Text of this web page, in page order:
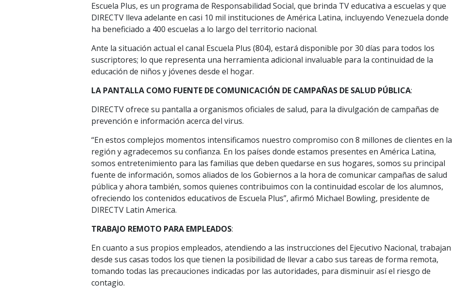
Escuela Plus, es un programa de Responsabilidad Social, que brinda TV educativa a escuelas y que
DIRECTV lleva adelante en casi 10 mil instituciones de América Latina, incluyendo Venezuela donde
ha beneficiado a 400 escuelas a lo largo del territorio nacional.
Ante la situación actual el canal Escuela Plus (804), estará disponible por 30 días para todos los
suscriptores; lo que representa una herramienta adicional invaluable para la continuidad de la
educación de niños y jóvenes desde el hogar.
LA PANTALLA COMO FUENTE DE COMUNICACIÓN DE CAMPAÑAS DE SALUD PÚBLICA:
DIRECTV ofrece su pantalla a organismos oficiales de salud, para la divulgación de campañas de
prevención e información acerca del virus.
“En estos complejos momentos intensificamos nuestro compromiso con 8 millones de clientes en la
región y agradecemos su confianza. En los países donde estamos presentes en América Latina,
somos entretenimiento para las familias que deben quedarse en sus hogares, somos su principal
fuente de información, somos aliados de los Gobiernos a la hora de comunicar campañas de salud
pública y ahora también, somos quienes contribuimos con la continuidad escolar de los alumnos,
ofreciendo los contenidos educativos de Escuela Plus”, afirmó Michael Bowling, presidente de
DIRECTV Latin America.
TRABAJO REMOTO PARA EMPLEADOS:
En cuanto a sus propios empleados, atendiendo a las instrucciones del Ejecutivo Nacional, trabajan
desde sus casas todos los que tienen la posibilidad de llevar a cabo sus tareas de forma remota,
tomando todas las precauciones indicadas por las autoridades, para disminuir así el riesgo de
contagio.